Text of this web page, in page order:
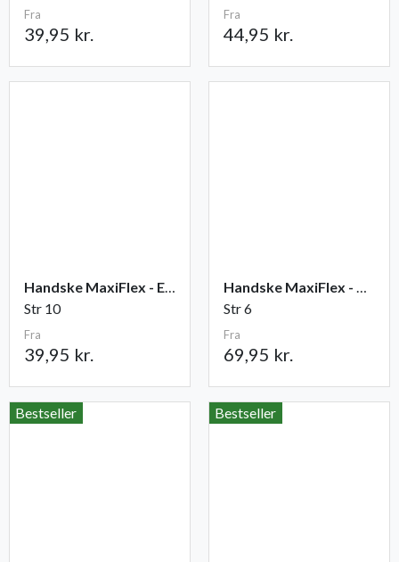
Fra
39,95 kr.
Fra
44,95 kr.
Handske MaxiFlex - Elite
Str 10
Fra
39,95 kr.
Handske MaxiFlex - Cut
Str 6
Fra
69,95 kr.
Bestseller Bestseller